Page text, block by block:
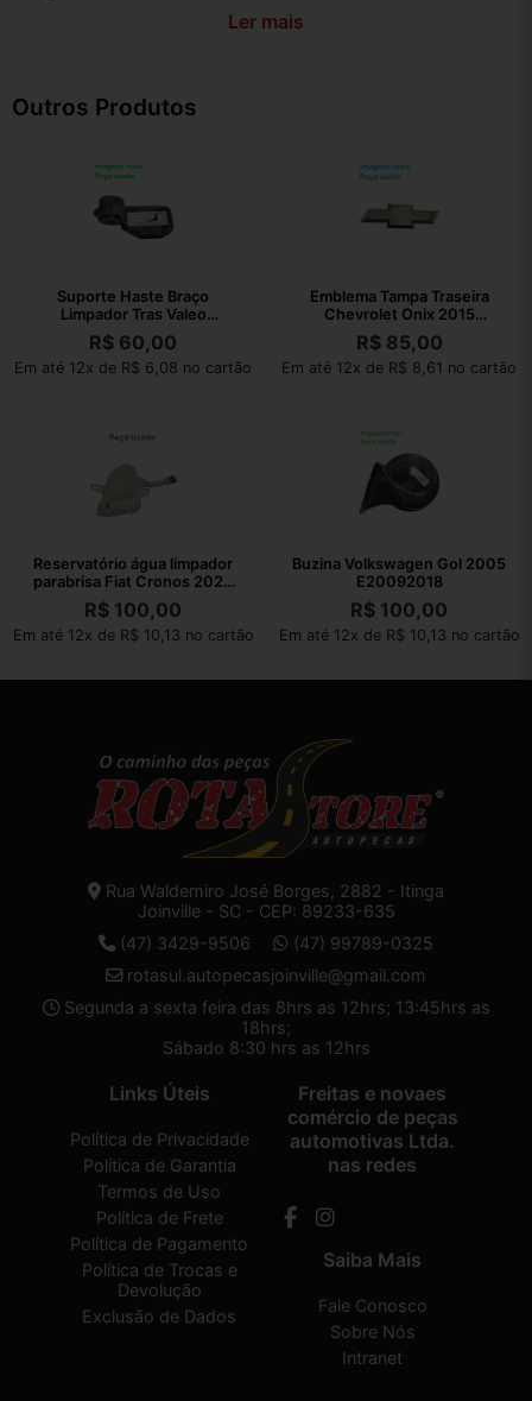
Ler mais
Outros Produtos
Suporte Haste Braço
Limpador Tras Valeo
80019757
R$ 60,00
Em até 12x de R$ 6,08 no cartão
Emblema Tampa Traseira
Chevrolet Onix 2015
94747906
R$85,00
Em até 12x de R$ 8,61 no cartão
Reservatório água limpador
parabrisa Fiat Cronos 2023
22260
R$ 100,00
Em até 12x de R$ 10,13 no cartão
Buzina Volkswagen Gol 2005
E20092018
R$ 100,00
Em até 12x de R$ 10,13 no cartão
Rua Waldemiro José Borges, 2882 - Itinga
Joinville - SC - CEP: 89233-635
(47) 3429-9506
(47) 99789-0325
rotasul.autopecasjoinville@gmail.com
Segunda a sexta feira das 8hrs as 12hrs; 13:45hrs as
18hrs;
Sábado 8:30 hrs as 12hrs
Links Úteis
Política de Privacidade
Política de Garantia
Termos de Uso
Política de Frete
Política de Pagamento
Política de Trocas e
Devolução
Exclusão de Dados
Freitas e novaes
comércio de peças
automotivas Ltda.
nas redes
Saiba Mais
Fale Conosco
Sobre Nós
Intranet